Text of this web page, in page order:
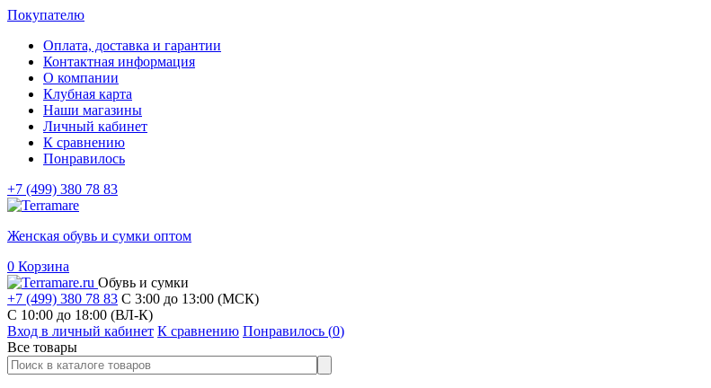
Покупателю
Оплата, доставка и гарантии
Контактная информация
О компании
Клубная карта
Наши магазины
Личный кабинет
К сравнению
Понравилось
+7 (499) 380 78 83
Женская обувь и сумки оптом
0 Корзина
Обувь и сумки
+7 (499) 380 78 83 С 3:00 до 13:00 (МСК)
C 10:00 до 18:00 (ВЛ-К)
Вход в личный кабинет К сравнению Понравилось (0)
Все товары